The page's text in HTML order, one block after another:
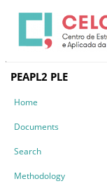
PEAPL2 PLE
Home
Documents
Search
Methodology